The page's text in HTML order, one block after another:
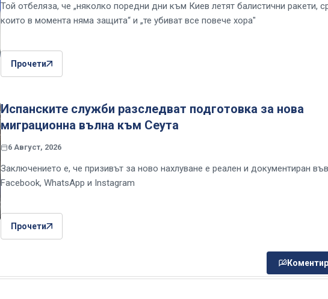
Той отбеляза, че „няколко поредни дни към Киев летят балистични ракети,
които в момента няма защита“ и „те убиват все повече хора"
Прочети
Испанските служби разследват подготовка за нова
миграционна вълна към Сеута
6 Август, 2026
Заключението е, че призивът за ново нахлуване е реален и документиран във
Facebook, WhatsApp и Instagram
Прочети